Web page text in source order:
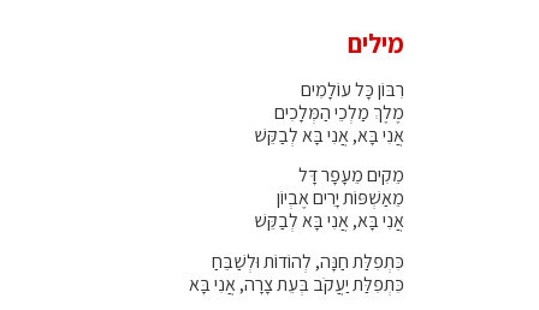
מילים
רִבּוֹן כָּל עוֹלָמִים
מֶלֶךְ מַלְכֵי הַמְּלָכִים
אֲנִי בָּא, אֲנִי בָּא לְבַקֵּשׁ
מֵקִים מֵעָפָר דָּל
מֵאַשְׁפּוֹת יָרִים אֶבְיוֹן
אֲנִי בָּא, אֲנִי בָּא לְבַקֵּשׁ
כִּתְפִלַּת חַנָּה, לְהוֹדוֹת וּלְשַׁבֵּחַ
כִּתְפִלַּת יַעֲקֹב בְּעֵת צָרָה, אֲנִי בָּא